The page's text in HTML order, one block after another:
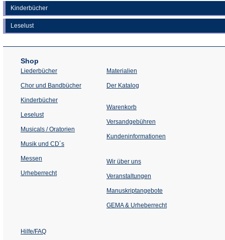
Kinderbücher
Leselust
Shop
Liederbücher
Chor und Bandbücher
Kinderbücher
Leselust
Musicals / Oratorien
Musik und CD´s
Messen
Urheberrecht
Materialien
Der Katalog
Warenkorb
Versandgebühren
Kundeninformationen
Wir über uns
Veranstaltungen
einem
Tab)
Manuskriptangebote
GEMA & Urheberrecht
Hilfe/FAQ